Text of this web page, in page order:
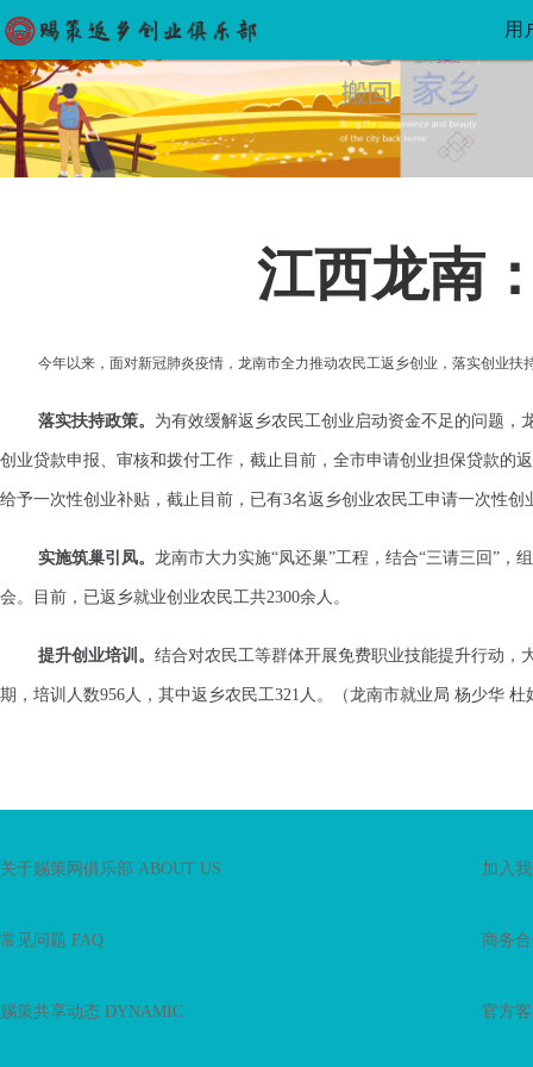
用
江西龙南
今年以来，面对新冠肺炎疫情，龙南市全力推动农民工返乡创业，落实创业
落实扶持政策。 为有效缓解返乡农民工创业启动资金不足的问题
创业贷款申报、审核和拨付工作，截止 目前，全市申请创业担保贷款的
给予一次性创业补贴， 截止目前，已有3名返乡创业农民工申请一次性
实施筑巢引凤。 龙南市大力实施“凤还巢”工程，结合“三请三回”，
会。目前，已返乡就业创业农民工共2300余人。
提升创业培训。 结合对农民工等群体开展免费职业技能提升行动，
期，培训人数956人，其中返乡农民工321人。（龙南市就业局 杨少华 杜
关于赐策网俱乐部 ABOUT US 加入
常见问题 FAQ 商务
赐策共享动态 DYNAMIC 官方